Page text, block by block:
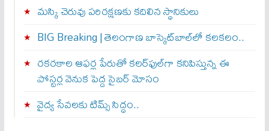
మస్కి చెరువు పరిరక్షణకు కదిలిన స్థానికులు
BIG Breaking | తెలంగాణ బాస్కెట్‌బాల్‌లో కలకలం..
రకరకాల ఆఫర్ల పేరుతో కలర్‌ఫుల్‌గా కనిపిస్తున్న ఈ
పోస్టర్ల వెనుక పెద్ద సైబర్ మోసం
వైద్య సేవలకు టిమ్స్‌ సిద్ధం..